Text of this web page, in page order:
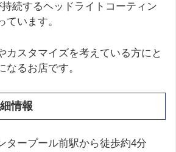
続するヘッドライトコーティン
ています。
カスタマイズを考えている方にと
なるお店です。
情報
タープール前駅から徒歩約4分